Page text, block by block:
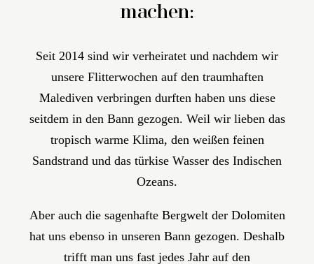
machen:
Seit 2014 sind wir verheiratet und nachdem wir
unsere Flitterwochen auf den traumhaften
Malediven verbringen durften haben uns diese
seitdem in den Bann gezogen. Weil wir lieben das
tropisch warme Klima, den weißen feinen
Sandstrand und das türkise Wasser des Indischen
Ozeans.
Aber auch die sagenhafte Bergwelt der Dolomiten
hat uns ebenso in unseren Bann gezogen. Deshalb
trifft man uns fast jedes Jahr auf den